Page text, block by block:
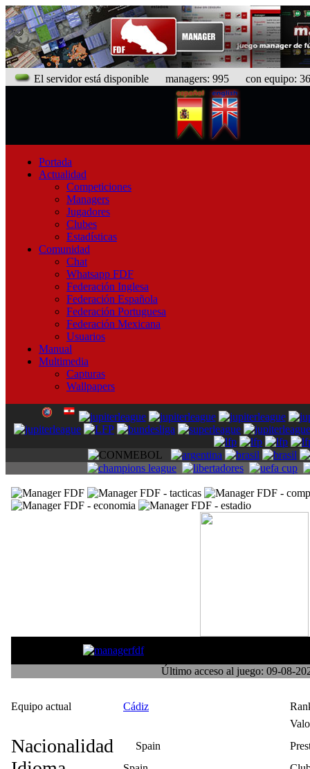
El servidor está disponible managers: 995 con equipo:
Portada
Actualidad
Competiciones
Managers
Jugadores
Clubes
Estadísticas
Comunidad
Chat
Whatsapp FDF
Federación Inglesa
Federación Española
Federación Portuguesa
Federación Mexicana
Usuarios
Manual
Multimedia
Capturas
Wallpapers
Último acceso al juego: 09-08-
Equipo actual Cádiz
Nacionalidad Spain